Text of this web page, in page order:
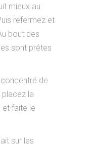
mieux au
refermez et
bout des
sont prêtes
de
la
et faite le
sur les